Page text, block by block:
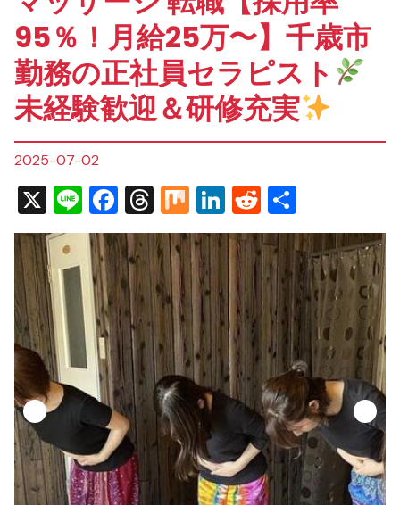
95％！月給25万〜】千歳市
勤務の正社員セラピスト
未経験歓迎＆研修充実
2025-07-02
X LineFacebook
Threads
MixLinkedIn
Reddit
有